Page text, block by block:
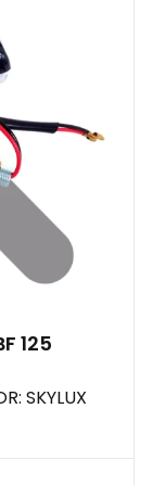
125
SKYLUX